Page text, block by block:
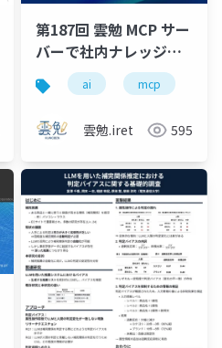
第187回 雲勉 MCP サー
バーで社内ナレッジを
串刺し検索してみた
ai mcp
雲勉.iret 595